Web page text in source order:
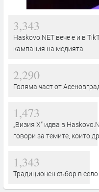
3,343
Haskovo.NET вече е и в
кампания на медията
2,290
Голяма част от
1,473
„Визия Х“ идва в
говори за темите, които
1,343
Традиционен събор в